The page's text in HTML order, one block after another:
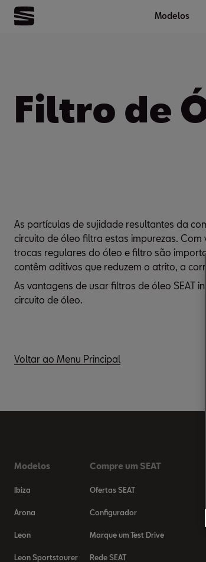
Modelos
Filtro de
As partículas de sujidade resultantes da
circuito de óleo filtra estas impurezas.
trocas regulares do óleo e filtro são
contêm aditivos que reduzem o atrito, a
As vantagens de usar filtros de óleo SEAT
circuito de óleo.
Voltar ao Menu Principal
Modelos
Ibiza
Arona
Leon
Leon Sportstourer
Compre um SEAT
Ofertas SEAT
Configurador
Marque um Test Drive
Rede SEAT